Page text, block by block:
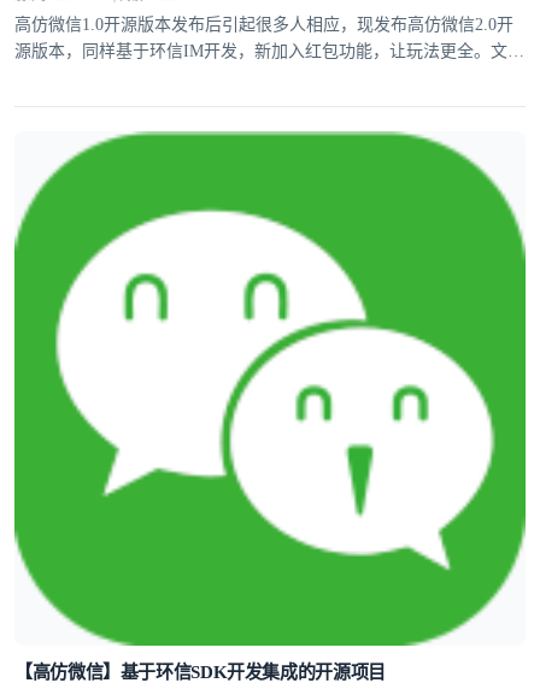
高仿微信1.0开源版本发布后引起很多人相应，现发布高仿微信2.0开
源版本，同样基于环信IM开发，新加入红包功能，让玩法更全。文章
【高仿微信】基于环信SDK开发集成的开源项目